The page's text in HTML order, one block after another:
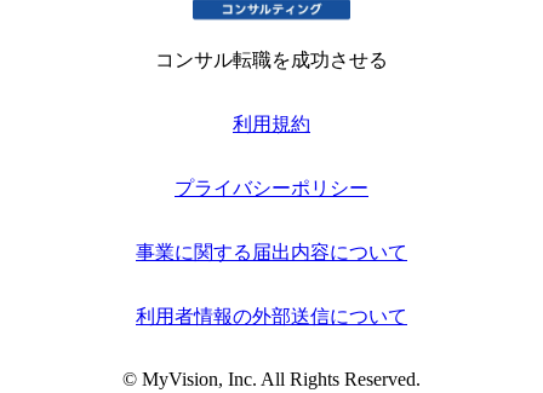
コンサル転職を成功させる
利用規約
プライバシーポリシー
事業に関する届出内容について
利用者情報の外部送信について
© MyVision, Inc. All Rights Reserved.